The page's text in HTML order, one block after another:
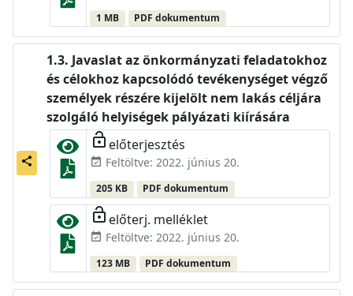
1 MB PDF dokumentum
share
Javaslat az önkormányzati feladatokhoz
és célokhoz kapcsolódó tevékenységet végző
személyek részére kijelölt nem lakás céljára
szolgáló helyiségek pályázati kiírására
lock_open előterjesztés
event_available Feltöltve: 2022. június 20.
205 KB PDF dokumentum
lock_open előterj. melléklet
event_available Feltöltve: 2022. június 20.
123 MB PDF dokumentum